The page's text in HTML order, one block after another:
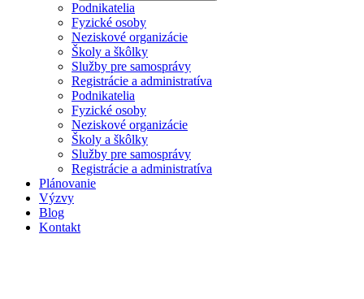
Podnikatelia
Fyzické osoby
Neziskové organizácie
Školy a škôlky
Služby pre samosprávy
Registrácie a administratíva
Podnikatelia
Fyzické osoby
Neziskové organizácie
Školy a škôlky
Služby pre samosprávy
Registrácie a administratíva
Plánovanie
Výzvy
Blog
Kontakt